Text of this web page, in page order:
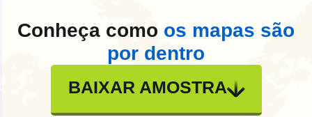
Conheça como os mapas são
por dentro
BAIXAR AMOSTRA